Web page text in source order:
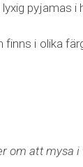
pyjamas i
i olika
om att mysa